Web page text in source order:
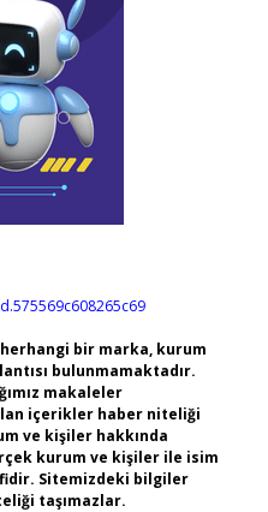
bir marka, kurum
bulunmamaktadır.
makaleler
içerikler haber niteliği
ve kişiler hakkında
kurum ve kişiler ile isim
Sitemizdeki bilgiler
taşımazlar.